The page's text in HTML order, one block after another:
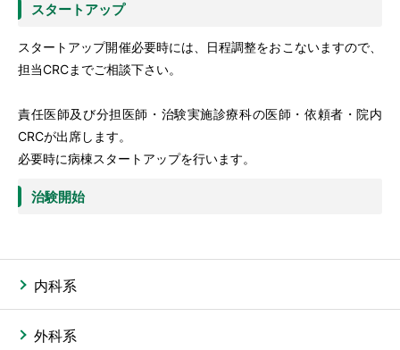
スタートアップ
スタートアップ開催必要時には、日程調整をおこないますので、
担当CRCまでご相談下さい。
責任医師及び分担医師・治験実施診療科の医師・依頼者・院内
CRCが出席します。
必要時に病棟スタートアップを行います。
治験開始
内科系
外科系